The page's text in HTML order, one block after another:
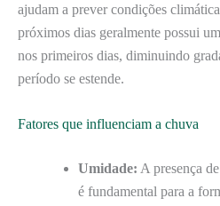
ajudam a prever condições
próximos dias geralmente possui um
nos primeiros dias, diminuindo
período se estende.
Fatores que influenciam a chuva
Umidade: A presença
é fundamental para a